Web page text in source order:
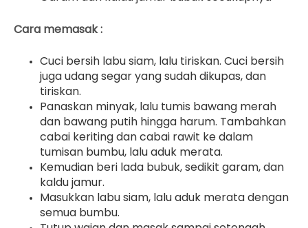
Cara memasak :
Cuci bersih labu siam, lalu tiriskan. Cuci bersih
juga udang segar yang sudah dikupas, dan
tiriskan.
Panaskan minyak, lalu tumis bawang merah
dan bawang putih hingga harum. Tambahkan
cabai keriting dan cabai rawit ke dalam
tumisan bumbu, lalu aduk merata.
Kemudian beri lada bubuk, sedikit garam, dan
kaldu jamur.
Masukkan labu siam, lalu aduk merata dengan
semua bumbu.